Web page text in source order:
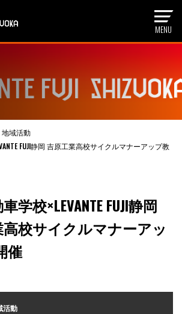
地域活動
FUJI静岡 吉原工業高校サイクルマナーアップ教
学校×LEVANTE FUJI静岡
校サイクルマナーアッ
催
活動